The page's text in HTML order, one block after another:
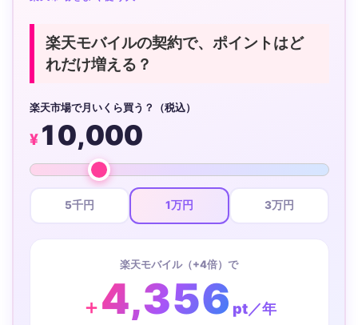
楽天モバイルの契約で、ポイントはど
れだけ増える？
楽天市場で月いくら買う？（税込）
¥10,000
5千円 1万円 3万円
楽天モバイル（+4倍）で
＋ 4,356 pt／年